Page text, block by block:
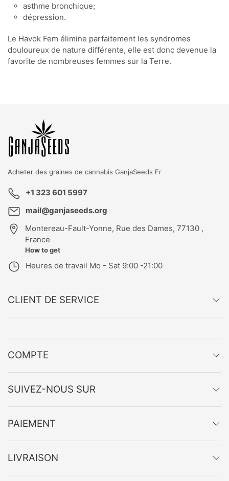
asthme bronchique;
dépression.
Le Havok Fem élimine parfaitement les syndromes
douloureux de nature différente, elle est donc devenue la
favorite de nombreuses femmes sur la Terre.
Acheter des graines de cannabis GanjaSeeds Fr
+1 323 601 5997
mail@ganjaseeds.org
Montereau-Fault-Yonne, Rue des Dames, 77130 ,
France
How to get
Heures de travail Mo - Sat 9:00 -21:00
CLIENT DE SERVICE
COMPTE
SUIVEZ-NOUS SUR
PAIEMENT
LIVRAISON